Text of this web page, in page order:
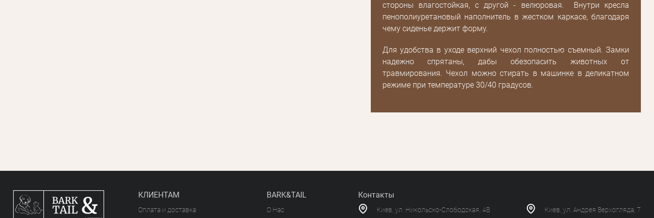
стороны влагостойкая, с другой - велюровая. Внутри кресла
пенополиуретановый наполнитель в жестком каркасе, благодаря
чему сиденье держит форму.
Для удобства в уходе верхний чехол полностью съемный. Замки
надежно спрятаны, дабы обезопасить животных от
травмирования. Чехол можно стирать в машинке в деликатном
режиме при температуре 30/40 градусов.
КЛИЕНТАМ
Оплата и доставка
BARK&TAIL
О Нас
Контакты
Киев, ул. Никольско-Слободская, 4В Киев, ул. Андрея Верхогляда, 7